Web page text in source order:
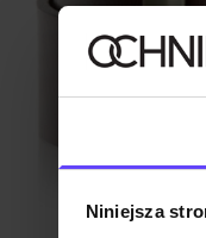
Niniejsza